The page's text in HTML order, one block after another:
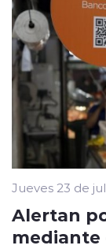
Jueves 23 de
Alertan
mediante